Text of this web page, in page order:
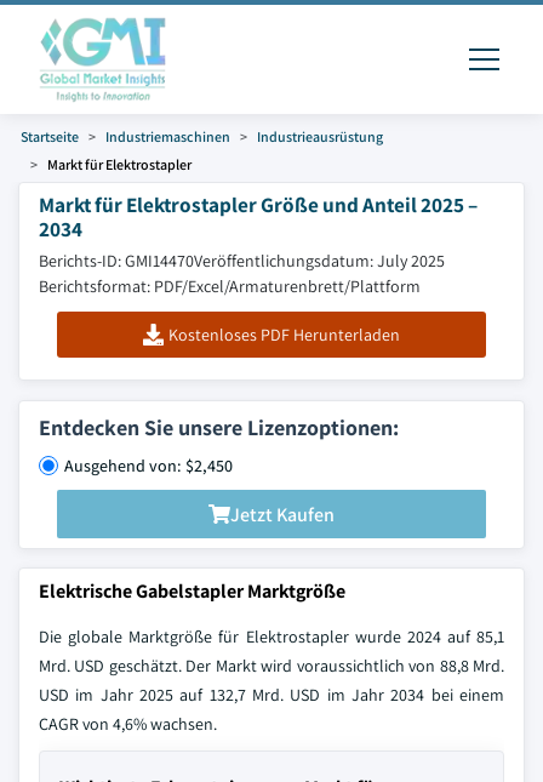
Startseite Industriemaschinen
Industrieausrüstung
Markt für Elektrostapler
Markt für Elektrostapler Größe und Anteil 2025 –
2034
Berichts-ID: GMI14470Veröffentlichungsdatum: July 2025
Berichtsformat: PDF/Excel/Armaturenbrett/Plattform
Kostenloses PDF Herunterladen
Entdecken Sie unsere Lizenzoptionen:
Ausgehend von: $2,450
Jetzt Kaufen
Elektrische Gabelstapler Marktgröße
Die globale Marktgröße für Elektrostapler wurde 2024 auf 85,1
Mrd. USD geschätzt. Der Markt wird voraussichtlich von 88,8 Mrd.
USD im Jahr 2025 auf 132,7 Mrd. USD im Jahr 2034 bei einem
CAGR von 4,6% wachsen.